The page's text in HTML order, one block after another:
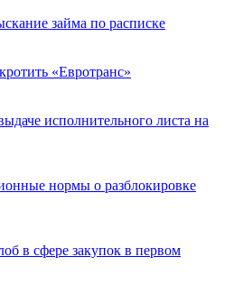
займа по расписке
«Евротранс»
исполнительного листа на
нормы о разблокировке
в сфере закупок в первом